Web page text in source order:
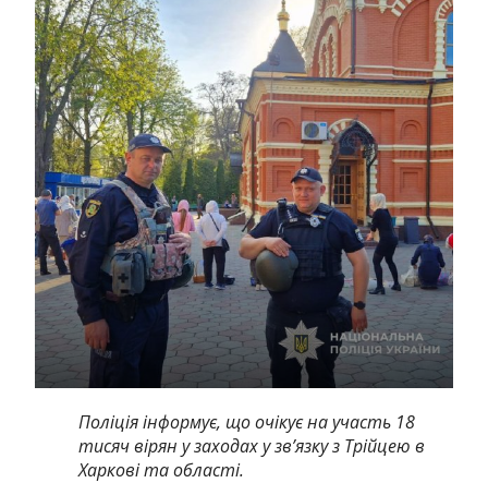
Поліція інформує, що очікує на участь 18
тисяч вірян у заходах у зв’язку з Трійцею в
Харкові та області.